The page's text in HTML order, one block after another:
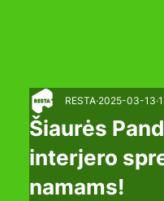
Šiaurės
interjero
namams!
RESTA 2025-03-13